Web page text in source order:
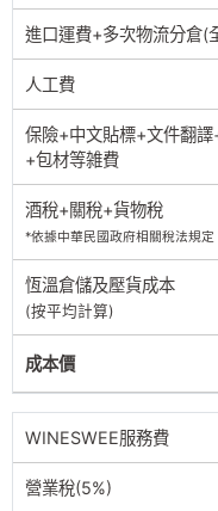
進口運費+多次物流分倉(
人工費
保險+中文貼標+文件翻
+包材等雑費
酒稅+關稅+貨物稅
*依據中華民國政府相關稅法規定
恆溫倉儲及壓貨成本
(按平均計算)
成本價
WINESWEE服務費
營業稅(5%)